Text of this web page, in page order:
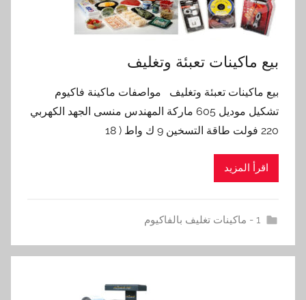
بيع ماكينات تعبئة وتغليف
بيع ماكينات تعبئة وتغليف مواصفات ماكينة فاكيوم
تشكيل موديل 605 ماركة المهندس منسى الجهد الكهربي
220 فولت طاقة التسخين 9 ك واط ( 18
اقرأ المزيد
1 - ماكينات تغليف بالفاكيوم